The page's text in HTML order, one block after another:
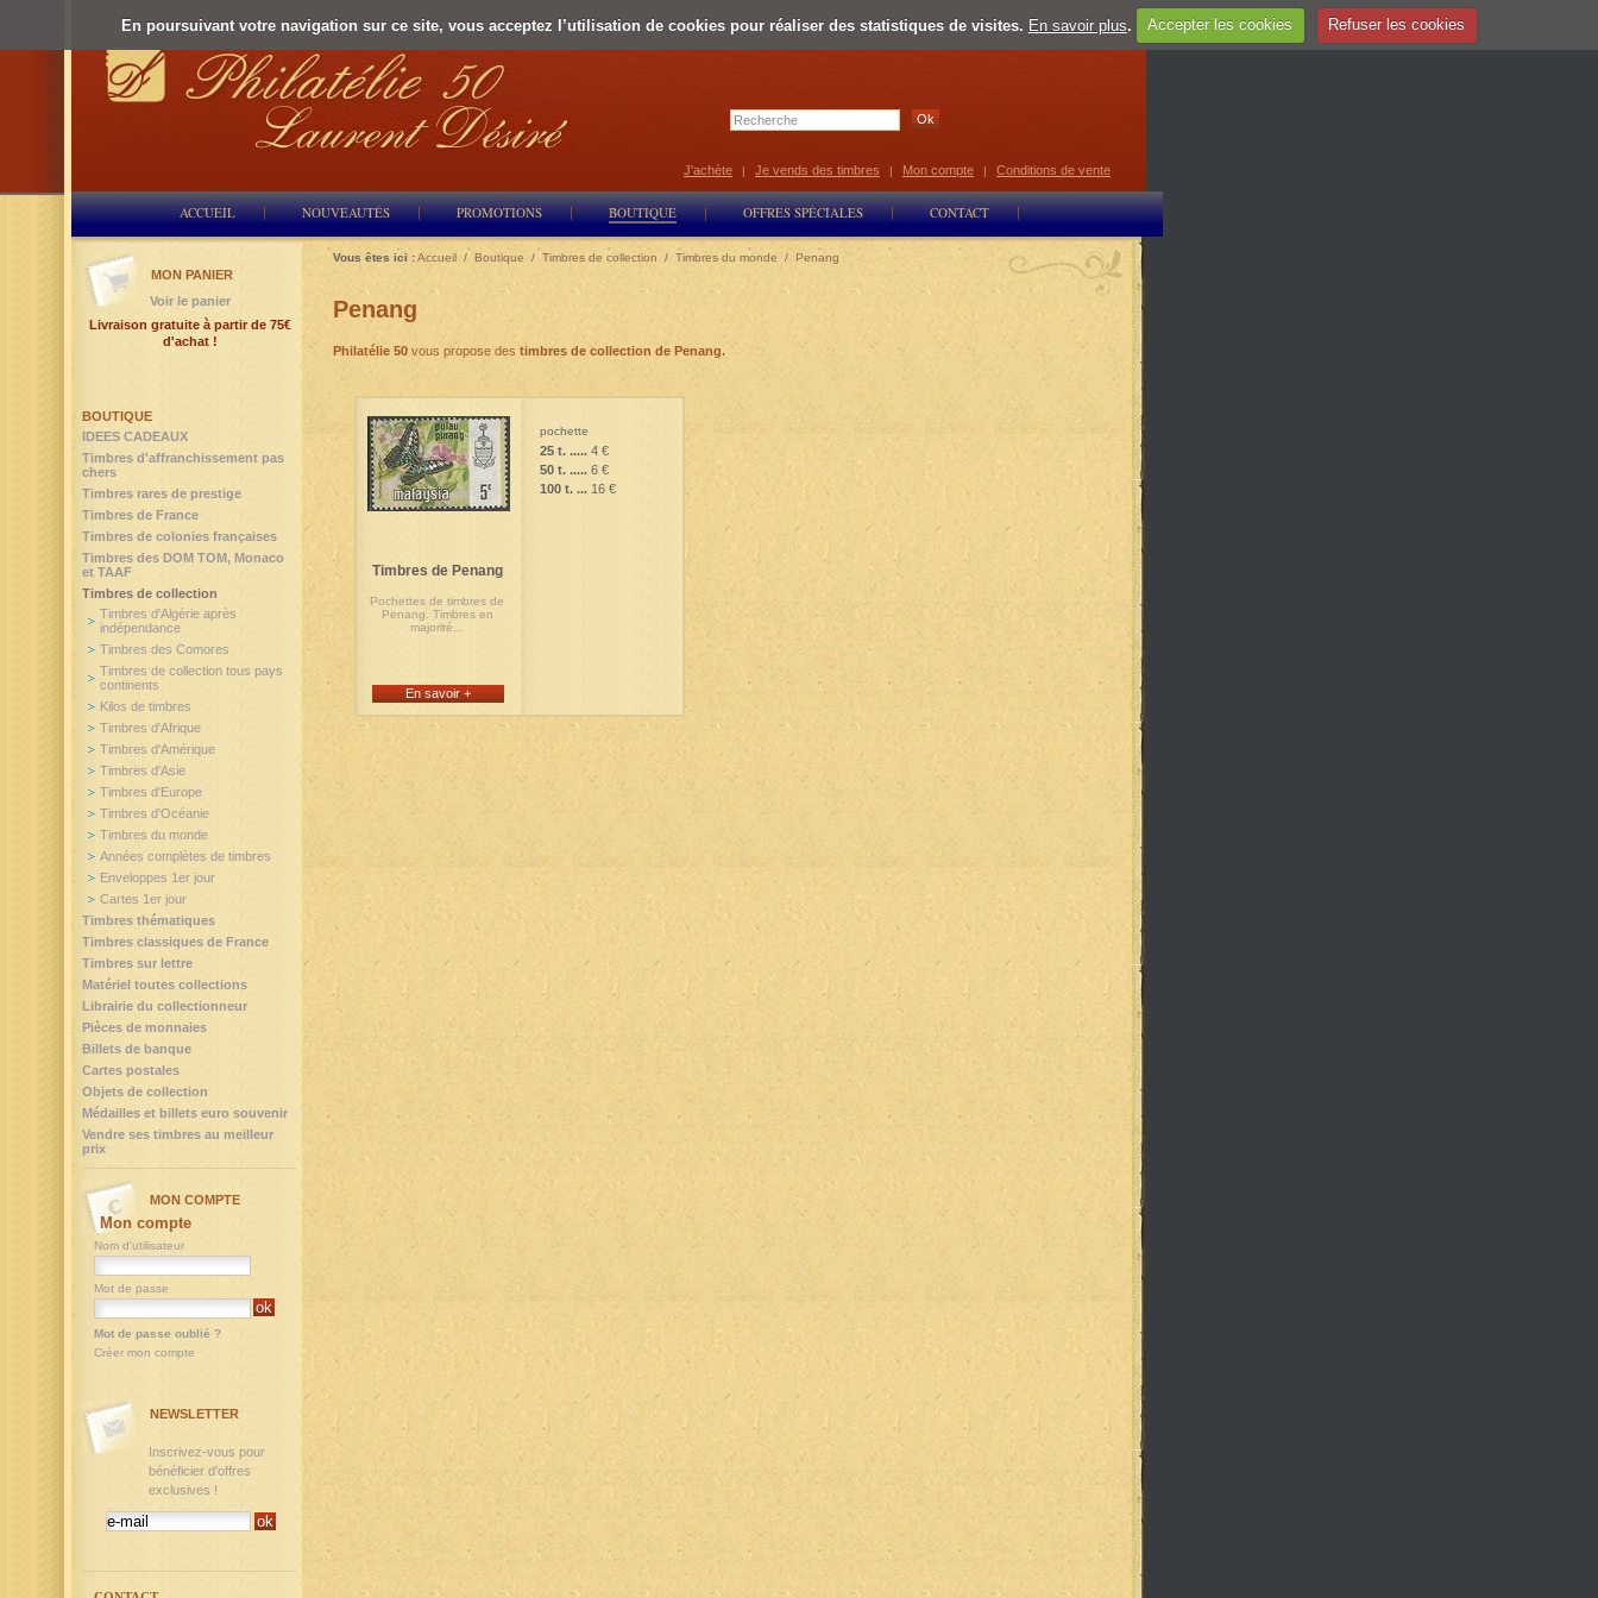
En poursuivant votre navigation sur ce site, vous acceptez l’utilisation de cookies pour réaliser des statistiques de visites. En savoir plus. Accepter les cookies Refuser les cookies
Select Language ▼
ACCUEIL NOUVEAUTÉS PROMOTIONS BOUTIQUE OFFRES SPÉCIALES CONTACT
J'achète | Je vends des timbres | Mon compte | Conditions de vente
Vous êtes ici :Accueil / Boutique /Timbres de collection / Timbres du monde / Penang
Penang
Philatélie 50 vous propose des timbres de collection de Penang.
pochette
25 t. ..... 4 €
50 t. ..... 6 €
100 t. ... 16 €
Timbres de Penang
Pochettes de timbres de
Penang. Timbres en
majorité...
En savoir +
BOUTIQUE
IDEES CADEAUX
Timbres d'affranchissement pas
chers
Timbres rares de prestige
Timbres de France
Timbres de colonies françaises
Timbres des DOM TOM, Monaco
et TAAF
Timbres de collection
Timbres d'Algérie après
indépendance
Timbres des Comores
Timbres de collection tous pays
continents
Kilos de timbres
Timbres d'Afrique
Timbres d'Amérique
Timbres d'Asie
Timbres d'Europe
Timbres d'Océanie
Timbres du monde
Années complètes de timbres
Enveloppes 1er jour
Cartes 1er jour
Timbres thématiques
Timbres classiques de France
Timbres sur lettre
Matériel toutes collections
Librairie du collectionneur
Pièces de monnaies
Billets de banque
Cartes postales
Objets de collection
Médailles et billets euro souvenir
Vendre ses timbres au meilleur
prix
MON PANIER
Voir le panier
Livraison gratuite à partir de 75€
d'achat !
MON COMPTE
Mon compte
Nom d'utilisateur
Mot de passe
Mot de passe oublié ?
Créer mon compte
NEWSLETTER
Inscrivez-vous pour
bénéficier d'offres
exclusives !